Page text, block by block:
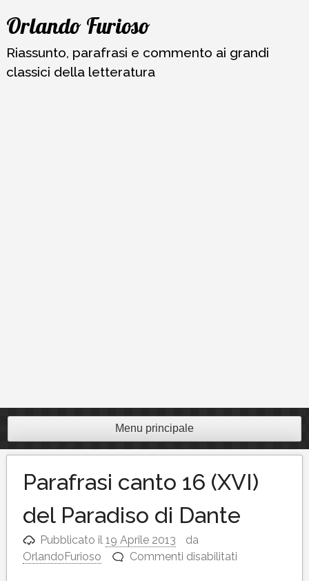
Vai
contenuto
Orlando Furioso
Riassunto, parafrasi e commento ai grandi
classici della letteratura
Menu principale
Parafrasi canto 16 (XVI)
del Paradiso di Dante
Pubblicato il19 Aprile 2013
da
OrlandoFurioso
Commenti disabilitati